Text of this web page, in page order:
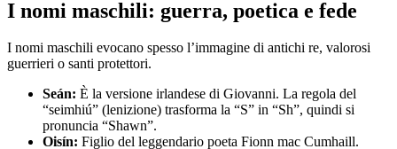
I nomi maschili: guerra, poetica e fede
I nomi maschili evocano spesso l’immagine di antichi re, valorosi
guerrieri o santi protettori.
Seán: È la versione irlandese di Giovanni. La regola del
“seimhiú” (lenizione) trasforma la “S” in “Sh”, quindi si
pronuncia “Shawn”.
Oisín: Figlio del leggendario poeta Fionn mac Cumhaill.